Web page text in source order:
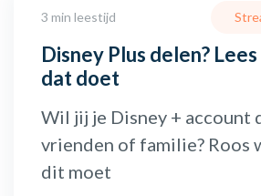
3 min leestijd
Disney Plus delen?
dat doet
Wil jij je Disney + account
vrienden of familie? Roos
dit moet